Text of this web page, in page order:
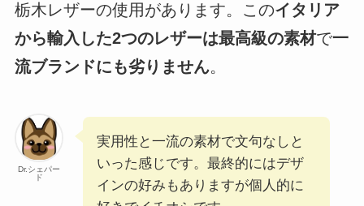
栃木レザーの使用があります。このイタリア
から輸入した2つのレザーは最高級の素材で一
流ブランドにも劣りません。
Dr.シェパー
ド
実用性と一流の素材で文句なしと
いった感じです。最終的にはデザ
インの好みもありますが個人的に